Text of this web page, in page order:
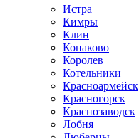
Истра
Кимры
Клин
Конаково
Королев
Котельники
Красноармейск
Красногорск
Краснозаводск
Лобня